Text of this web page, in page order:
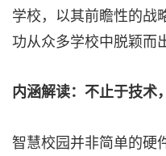
学校，以其前瞻性的战
功从众多学校中脱颖而
内涵解读：不止于技术
智慧校园并非简单的硬